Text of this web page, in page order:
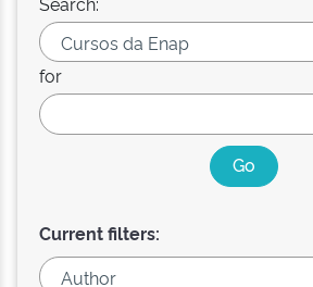
for
Current filters: